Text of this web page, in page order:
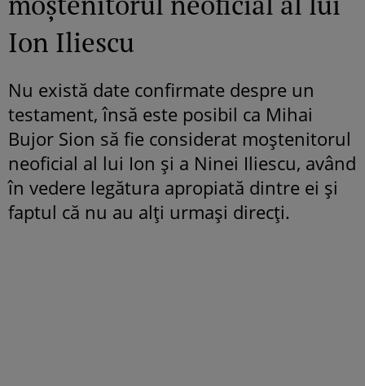
Ion Iliescu
Nu există date confirmate despre un
testament, însă este posibil ca Mihai
Bujor Sion să fie considerat moștenitorul
neoficial al lui Ion și a Ninei Iliescu, având
în vedere legătura apropiată dintre ei și
faptul că nu au alți urmași direcți.